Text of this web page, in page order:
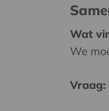
Wat
We
Vraag: